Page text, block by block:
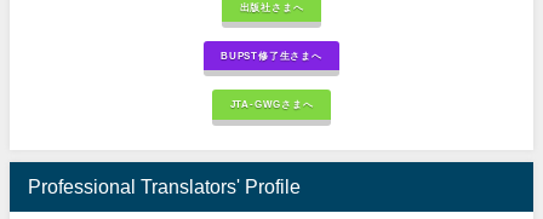
出版社さまへ
BUPST修了生さまへ
JTA-GWGさまへ
Professional Translators' Profile